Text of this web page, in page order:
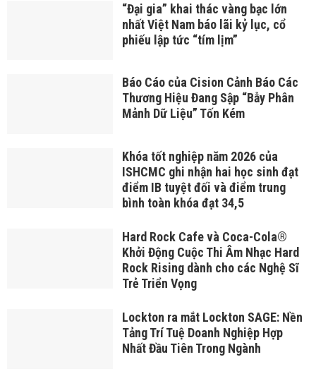
“Đại gia” khai thác vàng bạc lớn
nhất Việt Nam báo lãi kỷ lục, cổ
phiếu lập tức “tím lịm”
Báo Cáo của Cision Cảnh Báo Các
Thương Hiệu Đang Sập “Bẫy Phân
Mảnh Dữ Liệu” Tốn Kém
Khóa tốt nghiệp năm 2026 của
ISHCMC ghi nhận hai học sinh đạt
điểm IB tuyệt đối và điểm trung
bình toàn khóa đạt 34,5
Hard Rock Cafe và Coca-Cola®
Khởi Động Cuộc Thi Âm Nhạc Hard
Rock Rising dành cho các Nghệ Sĩ
Trẻ Triển Vọng
Lockton ra mắt Lockton SAGE: Nền
Tảng Trí Tuệ Doanh Nghiệp Hợp
Nhất Đầu Tiên Trong Ngành